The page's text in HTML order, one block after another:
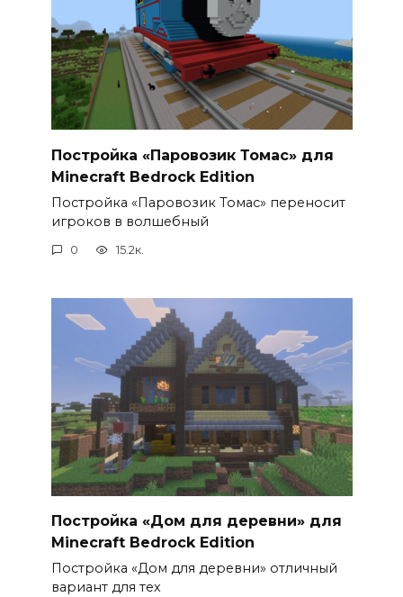
Постройка «Паровозик Томас» для
Minecraft Bedrock Edition
Постройка «Паровозик Томас» переносит
игроков в волшебный
0 15.2к.
Постройка «Дом для деревни» для
Minecraft Bedrock Edition
Постройка «Дом для деревни» отличный
вариант для тех